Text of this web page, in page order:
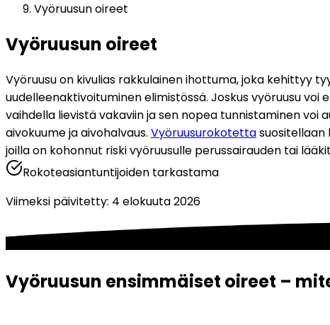
Vyöruusun oireet
Vyöruusun oireet
Vyöruusu on kivulias rakkulainen ihottuma, joka kehittyy
uudelleenaktivoituminen elimistössä. Joskus vyöruusu
vaihdella lievistä vakaviin ja sen nopea tunnistaminen
aivokuume ja aivohalvaus. Vyöruusurokotetta suositellaan
joilla on kohonnut riski vyöruusulle perussairauden tai
Rokoteasiantuntijoiden tarkastama
Viimeksi päivitetty: 4 elokuuta 2026
Vyöruusun ensimmäiset oireet –